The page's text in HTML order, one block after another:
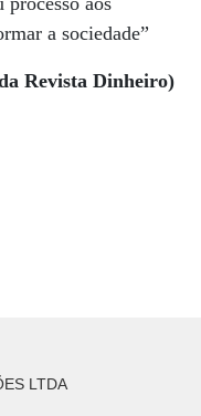
a sociedade”
Revista Dinheiro)
LTDA